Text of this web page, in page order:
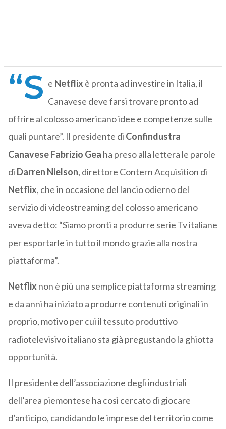
“S e Netflixè pronta ad investire in Italia, il
Canavese deve farsi trovare pronto ad
offrire al colosso americano idee e competenze sulle
quali puntare”. Il presidente di Confindustra
CanaveseFabrizio Gea ha preso alla lettera le parole
di Darren Nielson, direttore Contern Acquisition di
Netflix, che in occasione del lancio odierno del
servizio di videostreaming del colosso americano
aveva detto: “Siamo pronti a produrre serie Tv italiane
per esportarle in tutto il mondo grazie alla nostra
piattaforma”.
Netflixnon è più una semplice piattaforma streaming
e da anni ha iniziato a produrre contenuti originali in
proprio, motivo per cui il tessuto produttivo
radiotelevisivo italiano sta già pregustando la ghiotta
opportunità.
Il presidente dell’associazione degli industriali
dell’area piemontese ha così cercato di giocare
d’anticipo, candidando le imprese del territorio come